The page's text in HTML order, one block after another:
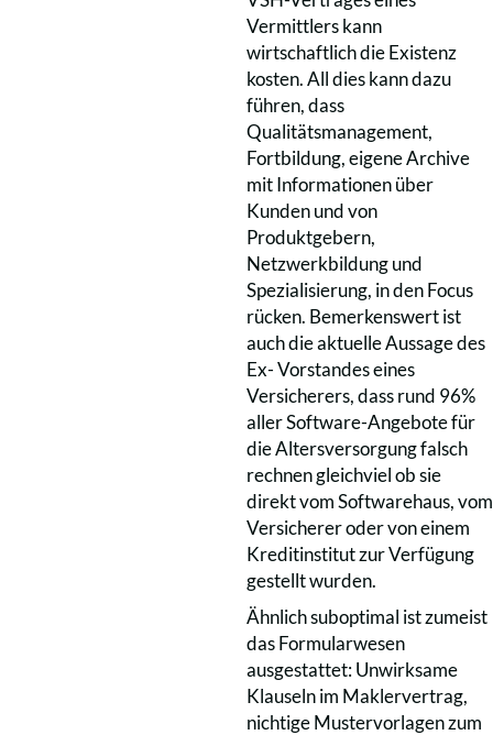
Vermittlers kann
wirtschaftlich die Existenz
kosten. All dies kann dazu
führen, dass
Qualitätsmanagement,
Fortbildung, eigene Archive
mit Informationen über
Kunden und von
Produktgebern,
Netzwerkbildung und
Spezialisierung, in den Focus
rücken. Bemerkenswert ist
auch die aktuelle Aussage des
Ex- Vorstandes eines
Versicherers, dass rund 96%
aller Software-Angebote für
die Altersversorgung falsch
rechnen gleichviel ob sie
direkt vom Softwarehaus, vom
Versicherer oder von einem
Kreditinstitut zur Verfügung
gestellt wurden.
Ähnlich suboptimal ist zumeist
das Formularwesen
ausgestattet: Unwirksame
Klauseln im Maklervertrag,
nichtige Mustervorlagen zum